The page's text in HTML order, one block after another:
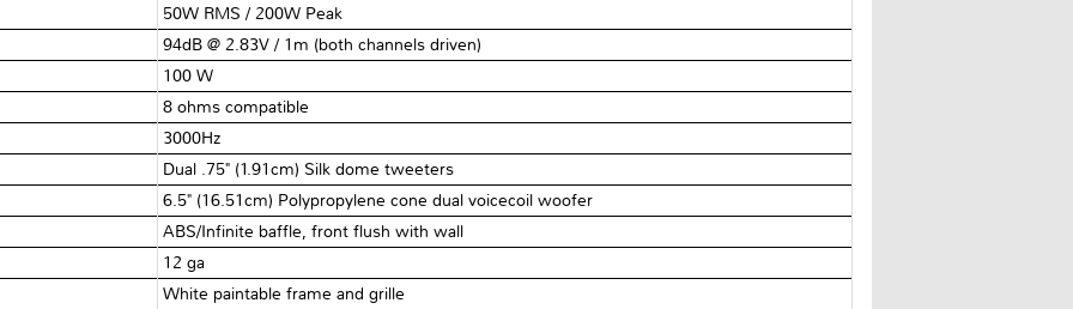
50W RMS / 200W Peak
94dB @ 2.83V / 1m (both channels driven)
100 W
8 ohms compatible
3000Hz
Dual .75" (1.91cm) Silk dome tweeters
6.5" (16.51cm) Polypropylene cone dual voicecoil woofer
ABS/Infinite baffle, front flush with wall
12 ga
White paintable frame and grille